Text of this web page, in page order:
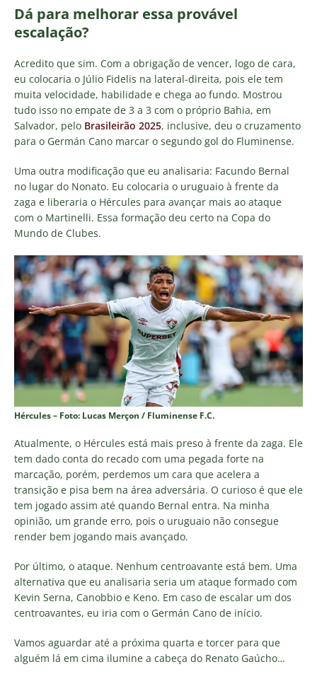
Dá para melhorar essa provável
escalação?
Acredito que sim. Com a obrigação de vencer, logo de cara,
eu colocaria o Júlio Fidelis na lateral-direita, pois ele tem
muita velocidade, habilidade e chega ao fundo. Mostrou
tudo isso no empate de 3 a 3 com o próprio Bahia, em
Salvador, pelo Brasileirão 2025, inclusive, deu o cruzamento
para o Germán Cano marcar o segundo gol do Fluminense.
Uma outra modificação que eu analisaria: Facundo Bernal
no lugar do Nonato. Eu colocaria o uruguaio à frente da
zaga e liberaria o Hércules para avançar mais ao ataque
com o Martinelli. Essa formação deu certo na Copa do
Mundo de Clubes.
Hércules – Foto: Lucas Merçon / Fluminense F.C.
Atualmente, o Hércules está mais preso à frente da zaga. Ele
tem dado conta do recado com uma pegada forte na
marcação, porém, perdemos um cara que acelera a
transição e pisa bem na área adversária. O curioso é que ele
tem jogado assim até quando Bernal entra. Na minha
opinião, um grande erro, pois o uruguaio não consegue
render bem jogando mais avançado.
Por último, o ataque. Nenhum centroavante está bem. Uma
alternativa que eu analisaria seria um ataque formado com
Kevin Serna, Canobbio e Keno. Em caso de escalar um dos
centroavantes, eu iria com o Germán Cano de início.
Vamos aguardar até a próxima quarta e torcer para que
alguém lá em cima ilumine a cabeça do Renato Gaúcho…